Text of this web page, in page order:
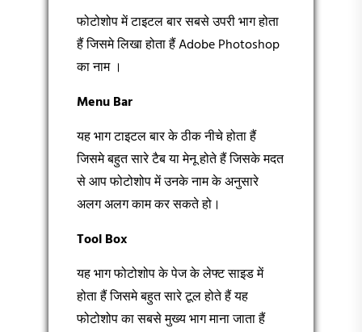
फोटोशोप में टाइटल बार सबसे उपरी भाग होता
हैं जिसमे लिखा होता हैं Adobe Photoshop
का नाम ।
Menu Bar
यह भाग टाइटल बार के ठीक नीचे होता हैं
जिसमे बहुत सारे टैब या मेनू होते हैं जिसके मदत
से आप फोटोशोप में उनके नाम के अनुसारे
अलग अलग काम कर सकते हो।
Tool Box
यह भाग फोटोशोप के पेज के लेफ्ट साइड में
होता हैं जिसमे बहुत सारे टूल होते हैं यह
फोटोशोप का सबसे मुख्य भाग माना जाता हैं